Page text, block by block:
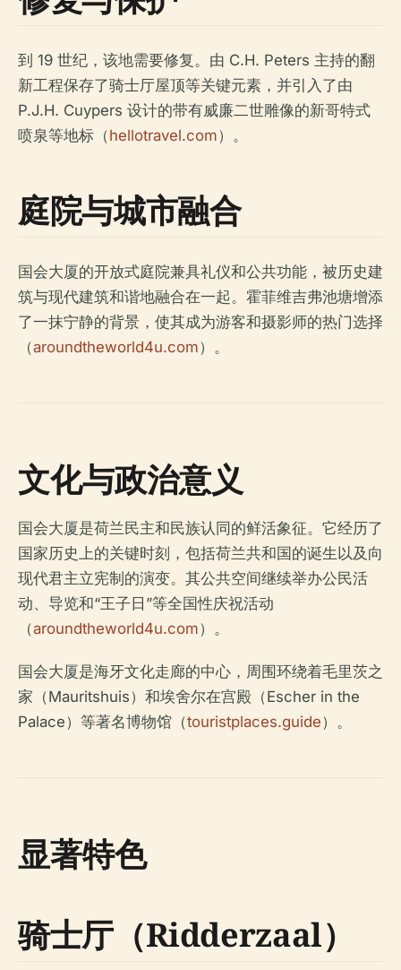
到 19 世纪，该地需要修复。由 C.H. Peters 主持的翻
新工程保存了骑士厅屋顶等关键元素，并引入了由
P.J.H. Cuypers 设计的带有威廉二世雕像的新哥特式
喷泉等地标（hellotravel.com）。
庭院与城市融合
国会大厦的开放式庭院兼具礼仪和公共功能，被历史建
筑与现代建筑和谐地融合在一起。霍菲维吉弗池塘增添
了一抹宁静的背景，使其成为游客和摄影师的热门选择
（aroundtheworld4u.com）。
文化与政治意义
国会大厦是荷兰民主和民族认同的鲜活象征。它经历了
国家历史上的关键时刻，包括荷兰共和国的诞生以及向
现代君主立宪制的演变。其公共空间继续举办公民活
动、导览和“王子日”等全国性庆祝活动
（aroundtheworld4u.com）。
国会大厦是海牙文化走廊的中心，周围环绕着毛里茨之
家（Mauritshuis）和埃舍尔在宫殿（Escher in the
Palace）等著名博物馆（touristplaces.guide）。
显著特色
骑士厅（Ridderzaal）